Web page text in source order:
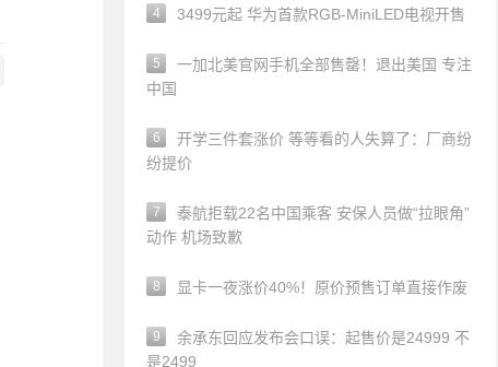
4 3499元起 华为首款RGB-MiniLED电视开售
5
一加北美官网手机全部售罄！退出美国 专注
中国
6
开学三件套涨价 等等看的人失算了：厂商纷
纷提价
7
泰航拒载22名中国乘客 安保人员做“拉眼角”
动作 机场致歉
8 显卡一夜涨价40%！原价预售订单直接作废
9
余承东回应发布会口误：起售价是24999 不
是2499